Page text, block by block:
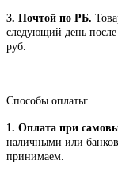
3. Почтой по РБ.
следующий день после
руб.
Способы оплаты:
1. Оплата при
наличными или
принимаем.